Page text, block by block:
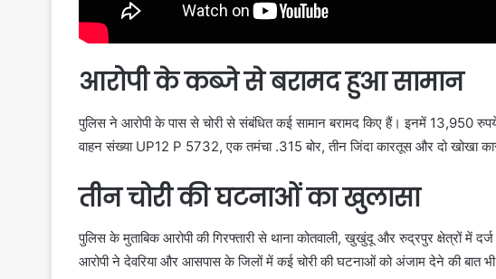
आरोपी के कब्जे से बरामद हुआ सामान
पुलिस ने आरोपी के पास से चोरी से संबंधित कई सामान बरामद किए हैं। इनमें 13,950
वाहन संख्या UP12 P 5732, एक तमंचा .315 बोर, तीन जिंदा कारतूस और दो खोखा
तीन चोरी की घटनाओं का खुलासा
पुलिस के मुताबिक आरोपी की गिरफ्तारी से थाना कोतवाली, खुखुंदू और रुद्रपुर क्षेत्रों में
आरोपी ने देवरिया और आसपास के जिलों में कई चोरी की घटनाओं को अंजाम देने की बात भी